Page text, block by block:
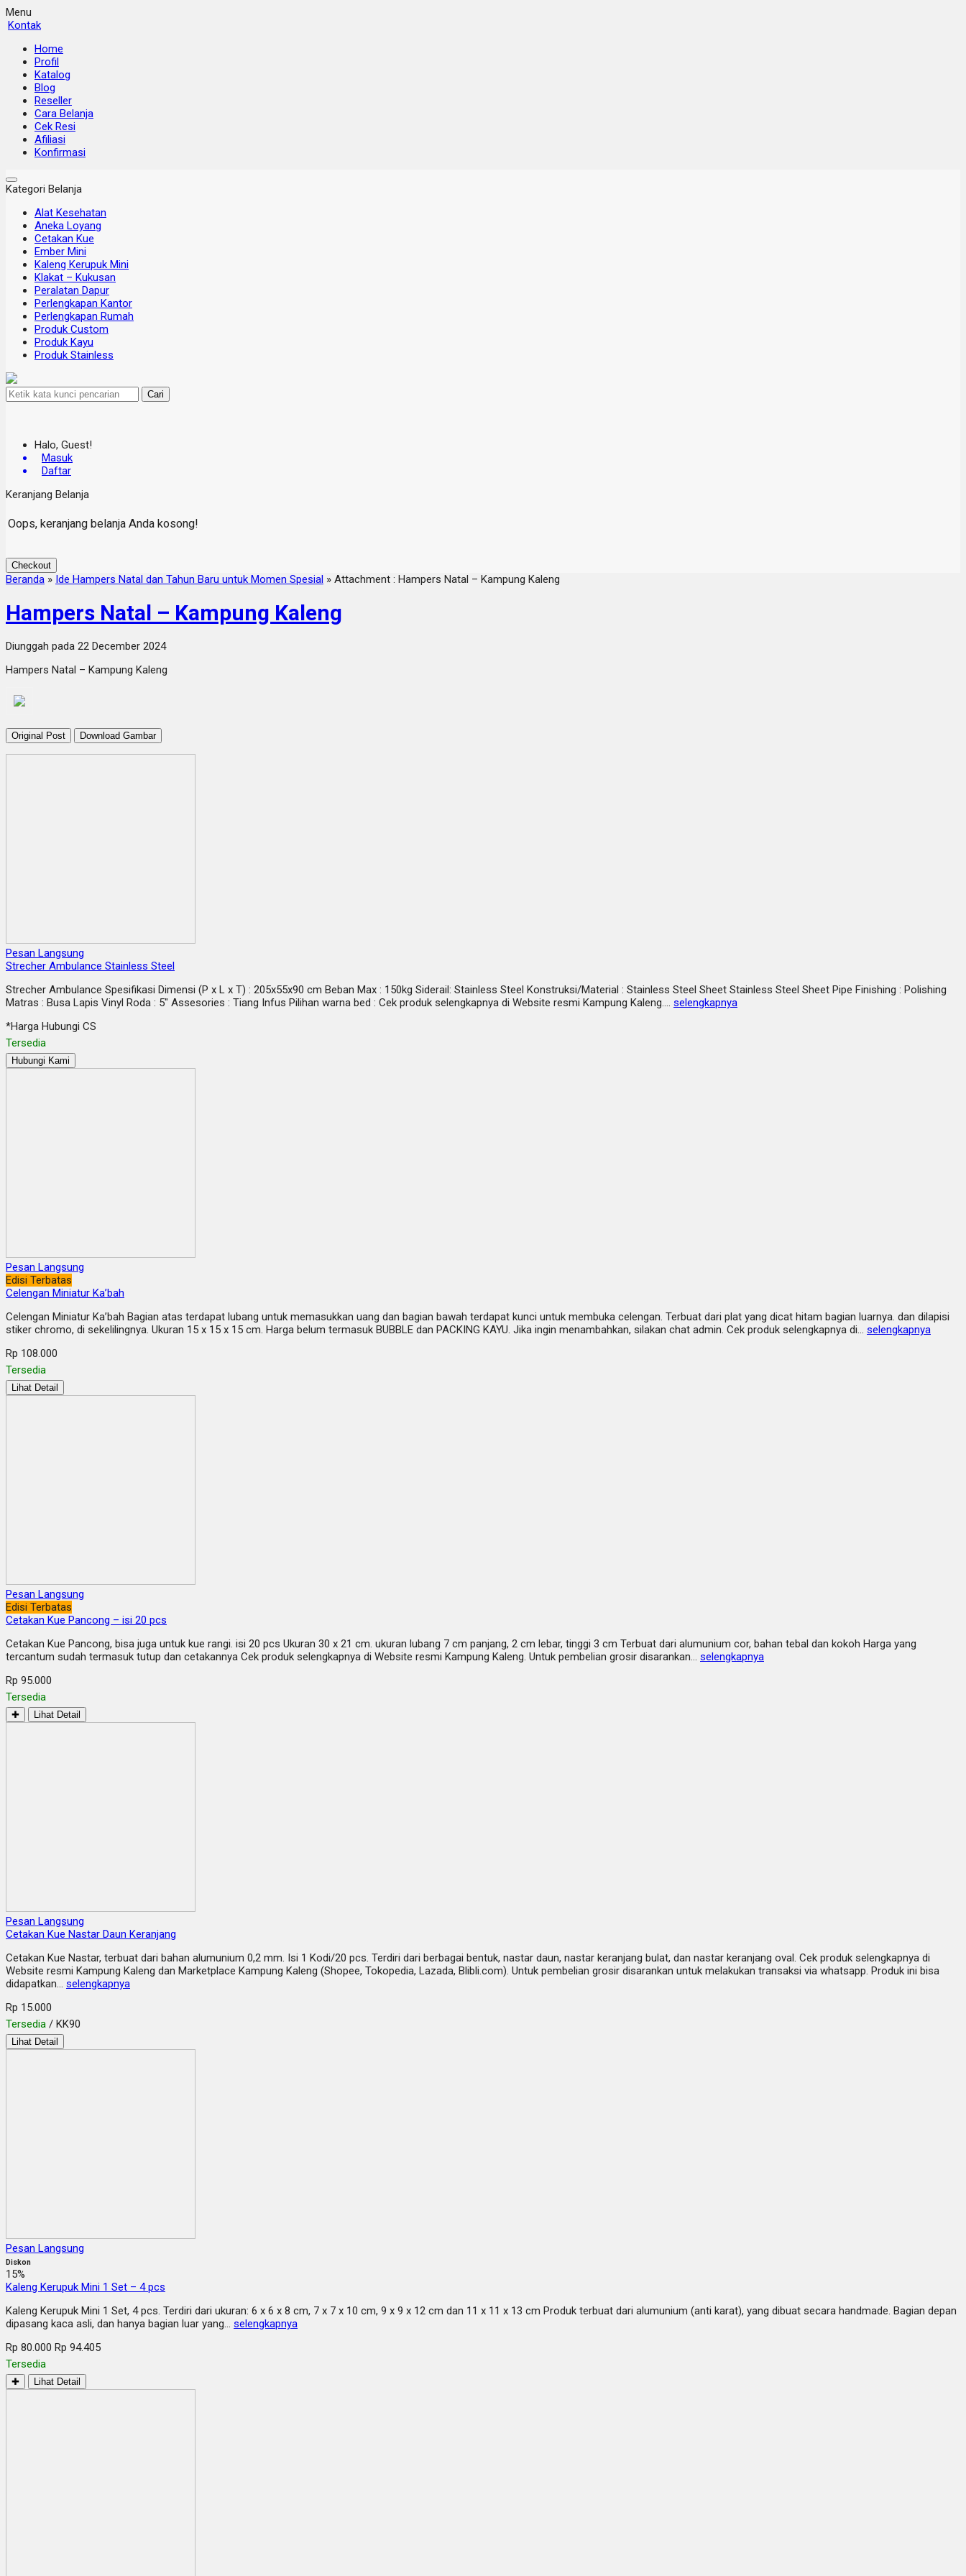
Menu
Kontak
Home
Profil
Katalog
Blog
Reseller
Cara Belanja
Cek Resi
Afiliasi
Konfirmasi
Kategori Belanja
Alat Kesehatan
Aneka Loyang
Cetakan Kue
Ember Mini
Kaleng Kerupuk Mini
Klakat – Kukusan
Peralatan Dapur
Perlengkapan Kantor
Perlengkapan Rumah
Produk Custom
Produk Kayu
Produk Stainless
Cari
Halo, Guest!
Masuk
Daftar
Keranjang Belanja
Oops, keranjang belanja Anda kosong!
Checkout
Beranda » Ide Hampers Natal dan Tahun Baru untuk Momen Spesial » Attachment : Hampers Natal – Kampung Kaleng
Hampers Natal – Kampung Kaleng
Diunggah pada 22 December 2024
Hampers Natal – Kampung Kaleng
Original Post Download Gambar
Pesan Langsung
Strecher Ambulance Stainless Steel
Strecher Ambulance Spesifikasi Dimensi (P x L x T) : 205x55x90 cm Beban Max : 150kg Siderail: Stainless Steel Konstruksi/Material : Stainless Steel Sheet Stainless Steel Sheet Pipe Finishing : Polishing
Matras : Busa Lapis Vinyl Roda : 5″ Assesories : Tiang Infus Pilihan warna bed : Cek produk selengkapnya di Website resmi Kampung Kaleng…. selengkapnya
*Harga Hubungi CS
Tersedia
Hubungi Kami
Pesan Langsung
Edisi Terbatas
Celengan Miniatur Ka’bah
Celengan Miniatur Ka’bah Bagian atas terdapat lubang untuk memasukkan uang dan bagian bawah terdapat kunci untuk membuka celengan. Terbuat dari plat yang dicat hitam bagian luarnya. dan dilapisi
stiker chromo, di sekelilingnya. Ukuran 15 x 15 x 15 cm. Harga belum termasuk BUBBLE dan PACKING KAYU. Jika ingin menambahkan, silakan chat admin. Cek produk selengkapnya di… selengkapnya
Rp 108.000
Tersedia
Lihat Detail
Pesan Langsung
Edisi Terbatas
Cetakan Kue Pancong – isi 20 pcs
Cetakan Kue Pancong, bisa juga untuk kue rangi. isi 20 pcs Ukuran 30 x 21 cm. ukuran lubang 7 cm panjang, 2 cm lebar, tinggi 3 cm Terbuat dari alumunium cor, bahan tebal dan kokoh Harga yang
tercantum sudah termasuk tutup dan cetakannya Cek produk selengkapnya di Website resmi Kampung Kaleng. Untuk pembelian grosir disarankan… selengkapnya
Rp 95.000
Tersedia
✚ Lihat Detail
Pesan Langsung
Cetakan Kue Nastar Daun Keranjang
Cetakan Kue Nastar, terbuat dari bahan alumunium 0,2 mm. Isi 1 Kodi/20 pcs. Terdiri dari berbagai bentuk, nastar daun, nastar keranjang bulat, dan nastar keranjang oval. Cek produk selengkapnya di
Website resmi Kampung Kaleng dan Marketplace Kampung Kaleng (Shopee, Tokopedia, Lazada, Blibli.com). Untuk pembelian grosir disarankan untuk melakukan transaksi via whatsapp. Produk ini bisa
didapatkan… selengkapnya
Rp 15.000
Tersedia / KK90
Lihat Detail
Pesan Langsung
Diskon
15%
Kaleng Kerupuk Mini 1 Set – 4 pcs
Kaleng Kerupuk Mini 1 Set, 4 pcs. Terdiri dari ukuran: 6 x 6 x 8 cm, 7 x 7 x 10 cm, 9 x 9 x 12 cm dan 11 x 11 x 13 cm Produk terbuat dari alumunium (anti karat), yang dibuat secara handmade. Bagian depan
dipasang kaca asli, dan hanya bagian luar yang… selengkapnya
Rp 80.000 Rp 94.405
Tersedia
✚ Lihat Detail